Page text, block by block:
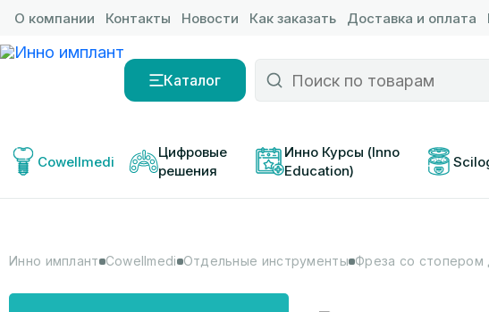
О компании Контакты Новости Как заказать Доставка и оплата
Каталог
Cowellmedi
Цифровые
решения
Инно Курсы (Inno
Education)
Инно имплант Cowellmedi Отдельные инструменты Фреза со стопером